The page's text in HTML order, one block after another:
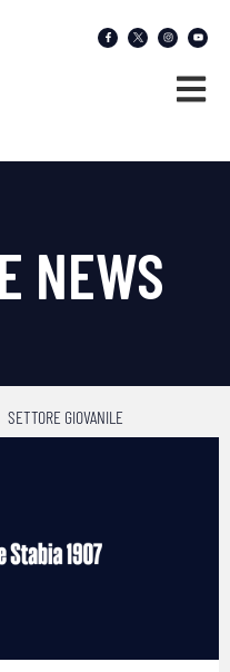
NEWS
SETTORE GIOVANILE